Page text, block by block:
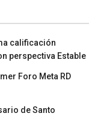
calificación
perspectiva Estable
Foro Meta RD
de Santo